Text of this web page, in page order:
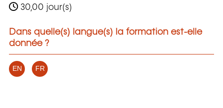
30,00 jour(s)
Dans quelle(s) langue(s) la formation est-elle
donnée ?
EN FR